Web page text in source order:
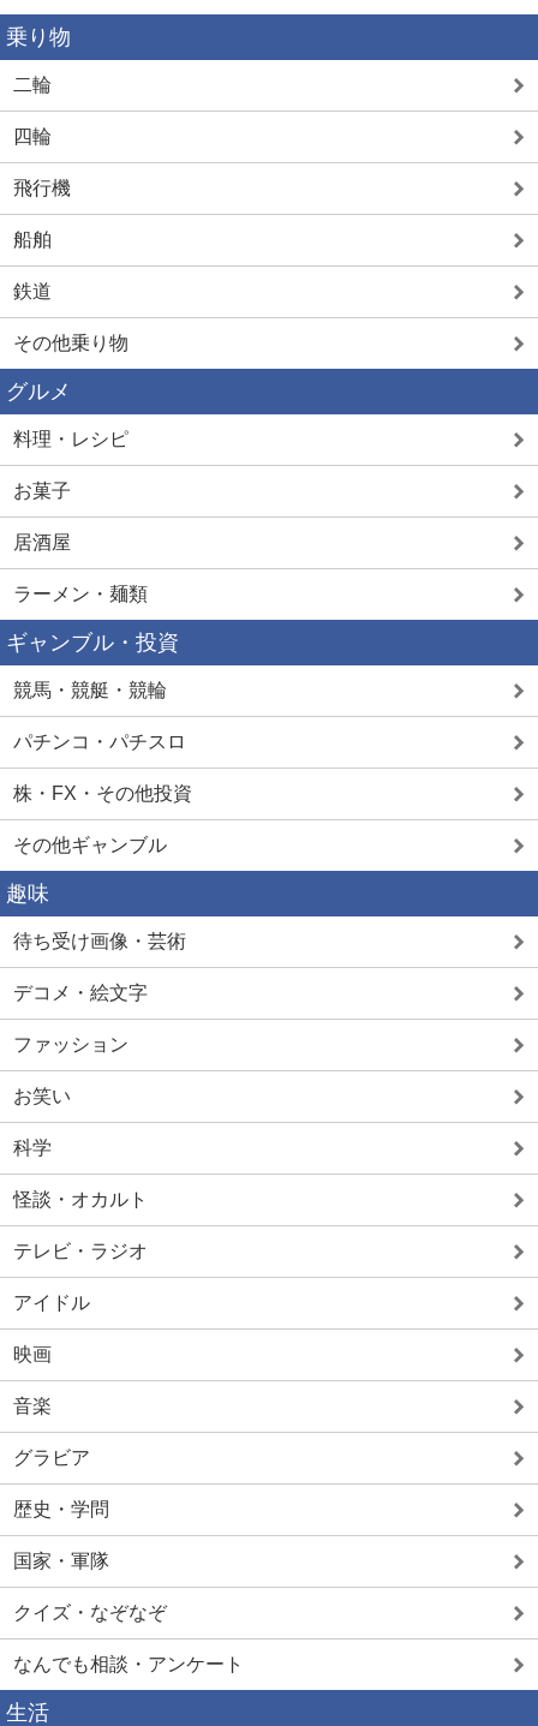
乗り物
二輪
四輪
飛行機
船舶
鉄道
その他乗り物
グルメ
料理・レシピ
お菓子
居酒屋
ラーメン・麺類
ギャンブル・投資
競馬・競艇・競輪
パチンコ・パチスロ
株・FX・その他投資
その他ギャンブル
趣味
待ち受け画像・芸術
デコメ・絵文字
ファッション
お笑い
科学
怪談・オカルト
テレビ・ラジオ
アイドル
映画
音楽
グラビア
歴史・学問
国家・軍隊
クイズ・なぞなぞ
なんでも相談・アンケート
生活